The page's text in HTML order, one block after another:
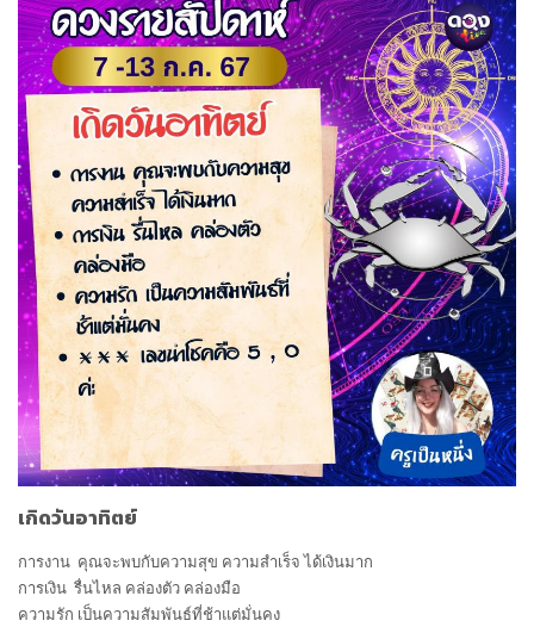
เกิดวันอาทิตย์
การงาน คุณจะพบกับความสุข ความสำเร็จ ได้เงินมาก
การเงิน รื่นไหล คล่องตัว คล่องมือ
ความรัก เป็นความสัมพันธ์ที่ช้าแต่มั่นคง